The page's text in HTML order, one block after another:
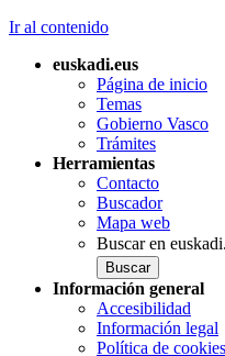
Ir al contenido
euskadi.eus
Página de inicio
Temas
Gobierno Vasco
Trámites
Herramientas
Contacto
Buscador
Mapa web
Buscar en
Información general
Accesibilidad
Información legal
Política de cookies